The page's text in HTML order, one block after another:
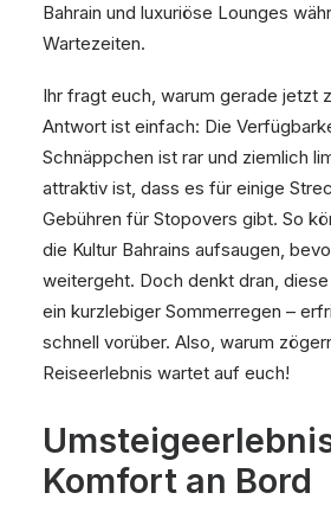
Bahrain und luxuriöse Lounges
Wartezeiten.
Ihr fragt euch, warum gerade jetzt
Antwort ist einfach: Die
Schnäppchen ist rar und ziemlich
attraktiv ist, dass es für einige
Gebühren für Stopovers gibt. So
die Kultur Bahrains aufsaugen,
weitergeht. Doch denkt dran,
ein kurzlebiger Sommerregen –
schnell vorüber. Also, warum
Reiseerlebnis wartet auf euch!
Komfort an Bord